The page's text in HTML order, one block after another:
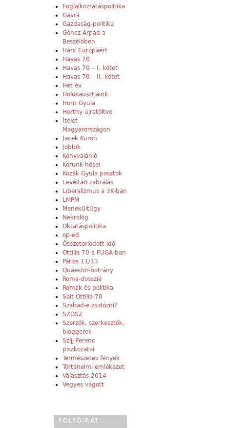
Foglalkoztatáspolitika
Gavra
Gazdaság-politika
Göncz Árpád a
Beszélőben
Harc Európáért
Havas 70
Havas 70 – I. kötet
Havas 70 – II. kötet
Hét év
Holokausztjaink
Horn Gyula
Horthy újratöltve
Ítélet
Magyarországon
Jacek Kuroń
Jobbik
Könyvajánló
Korunk hősei
Kozák Gyula posztok
Levéltári zabrálás
Liberalizmus a 3K-ban
LMPM
Menekültügy
Nekrológ
Oktatáspolitika
op-ed
Összetorlódott idő
Ottilia 70 a FUGA-ban
Párizs 11/13
Quaestor-botrány
Roma-dosszié
Romák és politika
Solt Ottilia 70
Szabad-e zsidózni?
SZDSZ
Szerzők, szerkesztők,
bloggerek
Szijj Ferenc
piszkozatai
Természetes fények
Történelmi emlékezet
Választás 2014
Vegyes vágott
FOLYÓIRAT